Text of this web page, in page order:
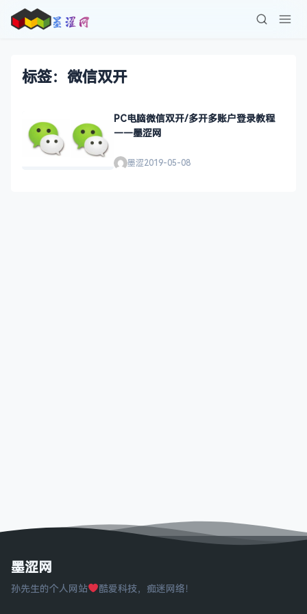
标签：微信双开
PC电脑微信双开/多开多账户登录教程
——墨涩网
墨涩2019-05-08
墨涩网
孙先生的个人网站 酷爱科技，痴迷网络！